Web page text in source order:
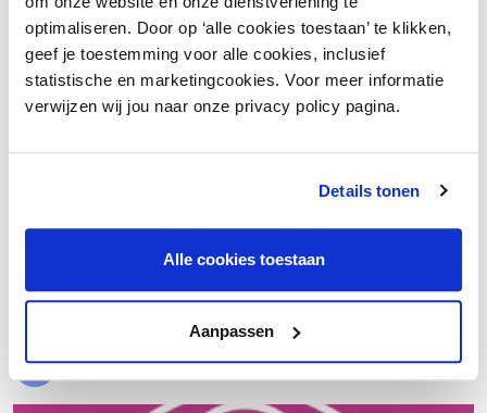
optimaliseren. Door op ‘alle cookies toestaan’ te klikken,
geef je toestemming voor alle cookies, inclusief
statistische en marketingcookies. Voor meer informatie
verwijzen wij jou naar onze privacy policy pagina.
Details tonen
Alle cookies toestaan
Aanpassen
Laad meer
Evenementen